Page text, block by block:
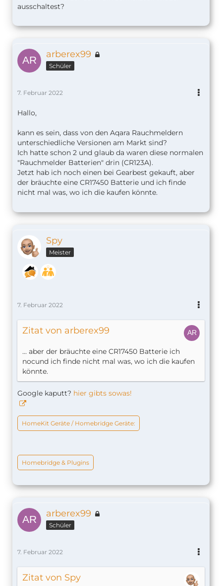
ausschaltest?
arberex99
Schüler
7. Februar 2022
Hallo,
kann es sein, dass von den Aqara Rauchmeldern
unterschiedliche Versionen am Markt sind?
Ich hatte schon 2 und glaub da waren diese normalen
"Rauchmelder Batterien" drin (CR123A).
Jetzt hab ich noch einen bei Gearbest gekauft, aber
der bräuchte eine CR17450 Batterie und ich finde
nicht mal was, wo ich die kaufen könnte.
Spy
Meister
7. Februar 2022
Zitat von arberex99
... aber der bräuchte eine CR17450 Batterie ich
nocund ich finde nicht mal was, wo ich die kaufen
könnte.
Google kaputt? hier gibts sowas!
HomeKit Geräte / Homebridge Geräte:
Homebridge & Plugins
arberex99
Schüler
7. Februar 2022
Zitat von Spy